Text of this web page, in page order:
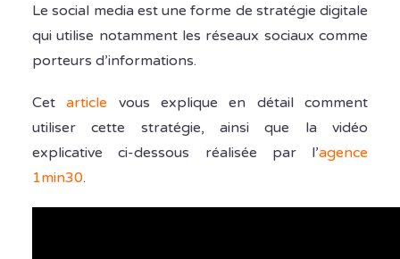
Le social media est une forme de stratégie digitale
qui utilise notamment les réseaux sociaux comme
porteurs d’informations.
Cetarticle vous explique en détail comment
utiliser cette stratégie, ainsi que la vidéo
explicative ci-dessous réalisée par l’agence
1min30.